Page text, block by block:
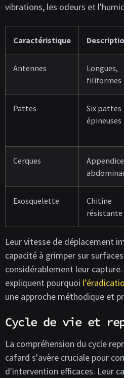
vibrations, les odeurs et
Caractéristique
Antennes
Longues,
filiformes
Pattes
Six pattes
épineuses
Cerques
Exosquelette
Chitine
résistante
Leur vitesse de déplacement
capacité à grimper sur
considérablement leur
expliquent pourquoi
une approche méthodique et
Cycle de vie et
La compréhension du cycle
cafard s'avère cruciale pour
d'intervention efficaces. Leur